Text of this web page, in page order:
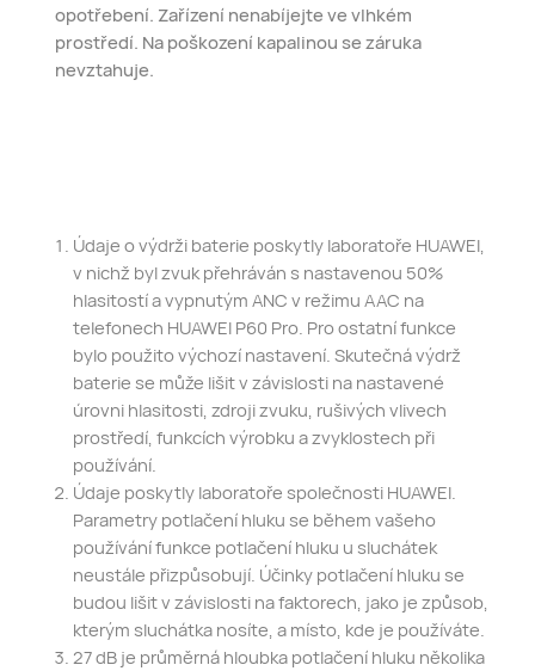
opotřebení. Zařízení nenabíjejte ve vlhkém
prostředí. Na poškození kapalinou se záruka
nevztahuje.
Údaje o výdrži baterie poskytly laboratoře HUAWEI,
v nichž byl zvuk přehráván s nastavenou 50%
hlasitostí a vypnutým ANC v režimu AAC na
telefonech HUAWEI P60 Pro. Pro ostatní funkce
bylo použito výchozí nastavení. Skutečná výdrž
baterie se může lišit v závislosti na nastavené
úrovni hlasitosti, zdroji zvuku, rušivých vlivech
prostředí, funkcích výrobku a zvyklostech při
používání.
Údaje poskytly laboratoře společnosti HUAWEI.
Parametry potlačení hluku se během vašeho
používání funkce potlačení hluku u sluchátek
neustále přizpůsobují. Účinky potlačení hluku se
budou lišit v závislosti na faktorech, jako je způsob,
kterým sluchátka nosíte, a místo, kde je používáte.
27 dB je průměrná hloubka potlačení hluku několika